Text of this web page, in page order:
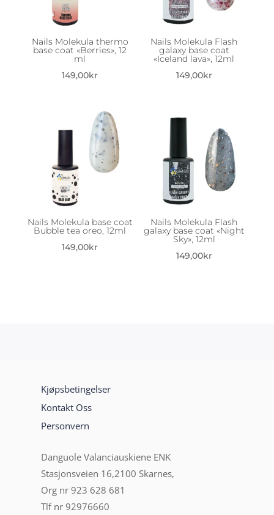
Nails Molekula thermo
base coat «Berries», 12
ml
149,00kr
Nails Molekula Flash
galaxy base coat
«Iceland lava», 12ml
149,00kr
Nails Molekula base coat
Bubble tea oreo, 12ml
149,00kr
Nails Molekula Flash
galaxy base coat «Night
Sky», 12ml
149,00kr
Kjøpsbetingelser
Kontakt Oss
Personvern
Danguole Valanciauskiene ENK
Stasjonsveien 16,2100 Skarnes,
Org nr 923 628 681
Tlf nr 92976660